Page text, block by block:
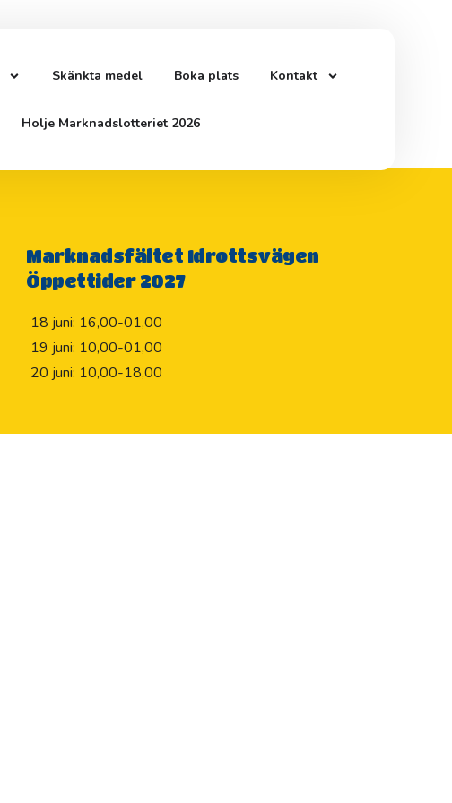
Skänkta medel Boka plats Kontakt
Holje Marknadslotteriet 2026
Marknadsfältet Idrottsvägen
Öppettider 2027
18 juni: 16,00-01,00
19 juni: 10,00-01,00
20 juni: 10,00-18,00